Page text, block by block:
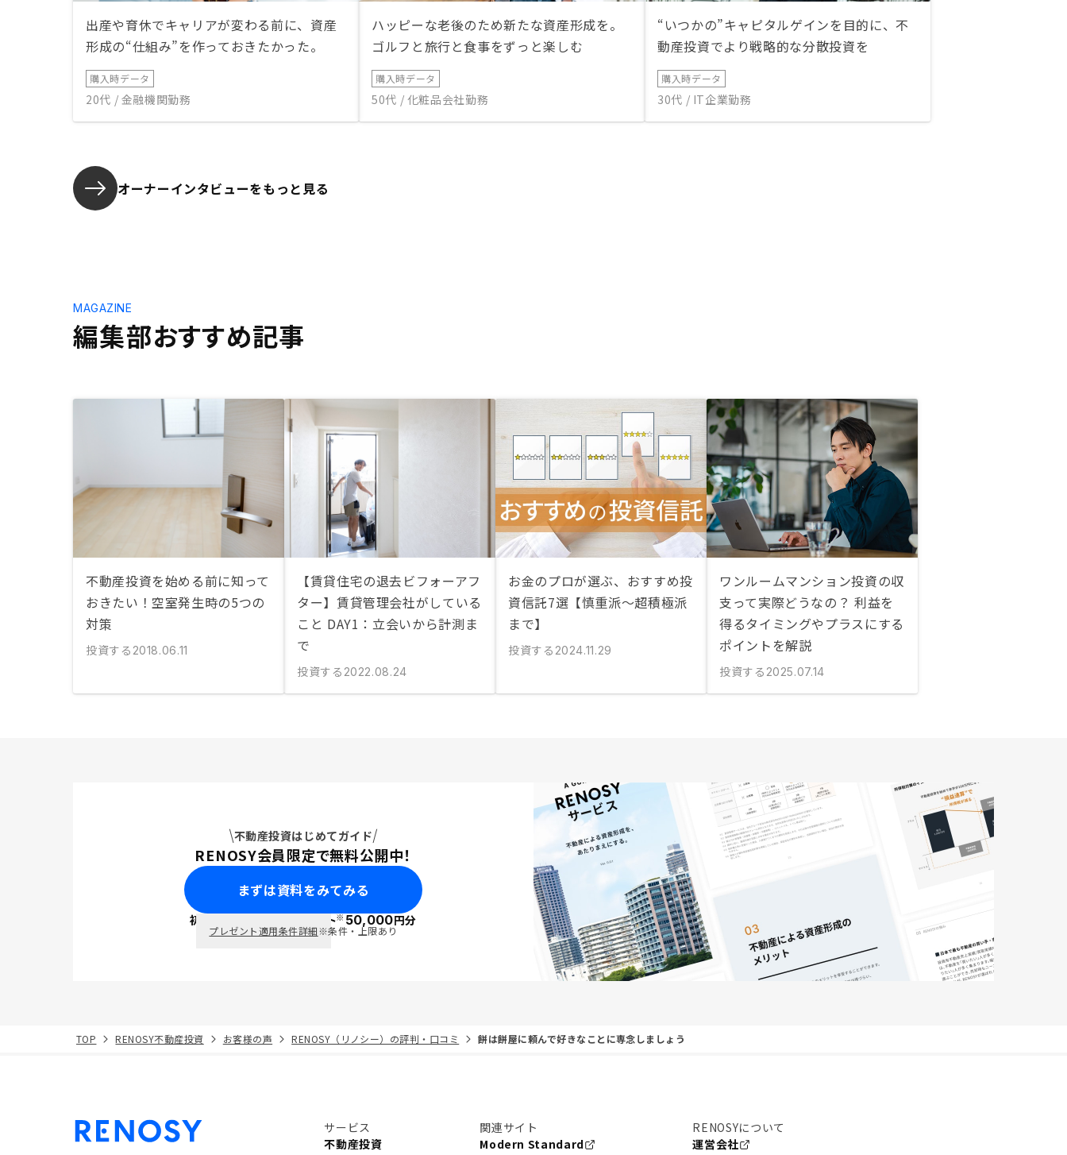
出産や育休でキャリアが変わる前に、資産
形成の“仕組み”を作っておきたかった。
購入時データ
20代 / 金融機関勤務
ハッピーな老後のため新たな資産形成を。
ゴルフと旅行と食事をずっと楽しむ
購入時データ
50代 / 化粧品会社勤務
“いつかの”キャピタルゲインを目的に、不
動産投資でより戦略的な分散投資を
購入時データ
30代 / IT企業勤務
オーナーインタビューをもっと見る
編集部おすすめ記事
MAGAZINE
不動産投資を始める前に知って
おきたい！空室発生時の5つの
対策
投資する 2018.06.11
【賃貸住宅の退去ビフォーアフ
ター】賃貸管理会社がしている
こと DAY1：立会いから計測ま
で
投資する 2022.08.24
お金のプロが選ぶ、おすすめ投
資信託7選【慎重派〜超積極派
まで】
投資する 2024.11.29
ワンルームマンション投資の収
支って実際どうなの？ 利益を
得るタイミングやプラスにする
ポイントを解説
投資する 2025.07.14
不動産投資はじめてガイド
RENOSY会員限定で無料公開中！
まずは資料をみてみる
初回面談で ポイント※50,000円分
プレゼント適用条件詳細※条件・上限あり
TOP RENOSY不動産投資 お客様の声 RENOSY（リノシー）の評判・口コミ 餅は餅屋に頼んで好きなことに専念しましょう
サービス
不動産投資
関連サイト
Modern Standard
RENOSYについて
運営会社